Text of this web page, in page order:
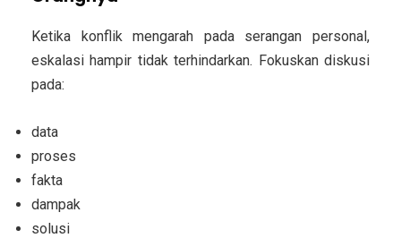
Ketika konflik mengarah pada serangan personal,
eskalasi hampir tidak terhindarkan. Fokuskan diskusi
pada:
data
proses
fakta
dampak
solusi